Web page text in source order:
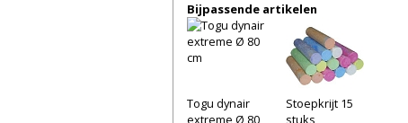
Bijpassende artikelen
Togu dynair
extreme Ø 80
Stoepkrijt 15
stuks